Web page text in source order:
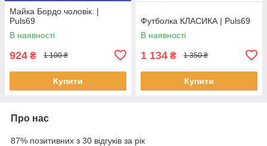
Майка Бордо чоловік. |
Puls69
В наявності
924 ₴ 1 100 ₴
Купити
Футболка КЛАСИКА | Puls69
В наявності
1 134 ₴ 1 350 ₴
Купити
Про нас
87% позитивних з 30 відгуків за рік